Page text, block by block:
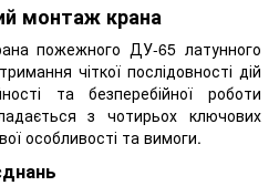
монтаж крана
пожежного ДУ-65 латунного
чіткої послідовності дій
та безперебійної роботи
з чотирьох ключових
особливості та вимоги.